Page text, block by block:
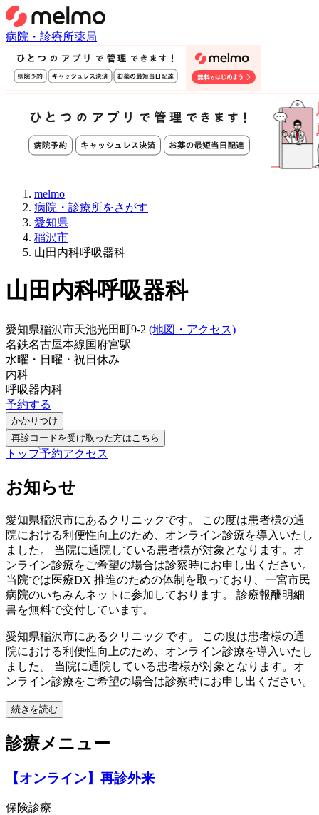
病院・診療所薬局
melmo
病院・診療所をさがす
愛知県
稲沢市
山田内科呼吸器科
山田内科呼吸器科
愛知県稲沢市天池光田町9-2 (地図・アクセス)
名鉄名古屋本線国府宮駅
水曜・日曜・祝日 休み
内科
呼吸器内科
予約する
かかりつけ
再診コードを受け取った方はこちら
トップ予約アクセス
お知らせ
愛知県稲沢市にあるクリニックです。 この度は患者様の通
院における利便性向上のため、オンライン診療を導入いたし
ました。 当院に通院している患者様が対象となります。オ
ンライン診療をご希望の場合は診察時にお申し出ください。
当院では医療DX 推進のための体制を取っており、一宮市民
病院のいちみんネットに参加しております。 診療報酬明細
書を無料で交付しています。
愛知県稲沢市にあるクリニックです。 この度は患者様の通
院における利便性向上のため、オンライン診療を導入いたし
ました。 当院に通院している患者様が対象となります。オ
ンライン診療をご希望の場合は診察時にお申し出ください。
続きを読む
診療メニュー
【オンライン】再診外来
保険診療